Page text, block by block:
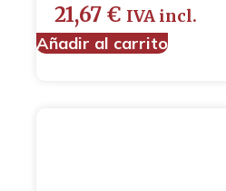
21,67 € IVA incl.
Añadir al carrito